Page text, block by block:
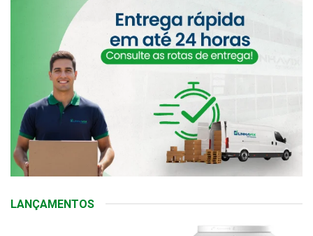
LANÇAMENTOS